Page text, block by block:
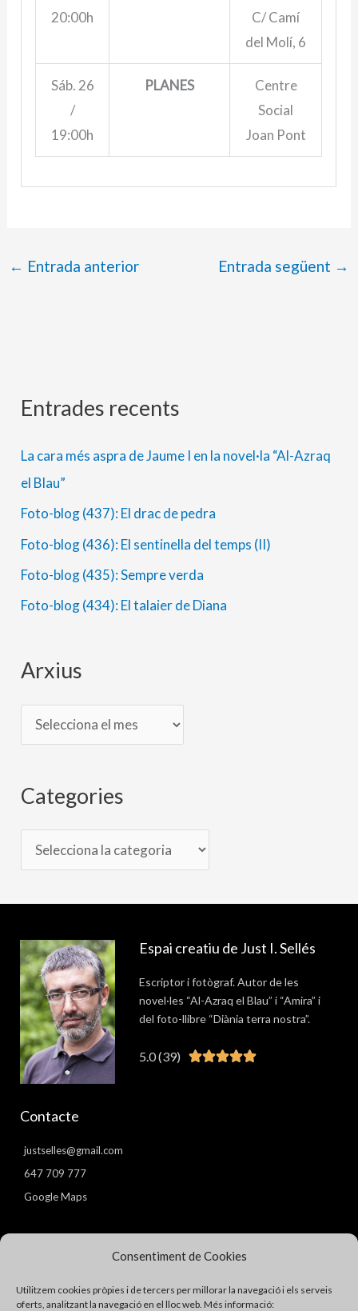
Consentiment de Cookies
Utilitzem cookies pròpies i de tercers per millorar la navegació i els serveis
oferts, analitzant la navegació en el lloc web. Més informació:
20:00h
C/ Camí
del Molí, 6
Sáb. 26
/
19:00h
PLANES
Centre
Social
Joan Pont
← Entrada anterior Entrada següent →
Entrades recents
La cara més aspra de Jaume I en la novel·la “Al-Azraq
el Blau”
Foto-blog (437): El drac de pedra
Foto-blog (436): El sentinella del temps (II)
Foto-blog (435): Sempre verda
Foto-blog (434): El talaier de Diana
Arxius
A
x
i
u
s
Categories
C
t
e
g
o
r
i
Espai creatiu de Just I. Sellés
Escriptor i fotògraf. Autor de les
novel·les “Al-Azraq el Blau” i “Amira” i
del foto-llibre “Diània terra nostra”.
5.0 (39) Valorat
Contacte
justselles@gmail.com
647 709 777
Google Maps
Pàgines
Política de Privacitat